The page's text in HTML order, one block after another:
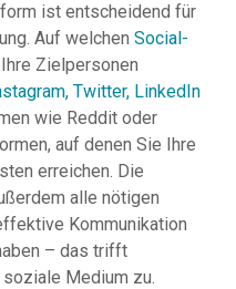
ist entscheidend für
Auf welchen Social-
Zielpersonen
Twitter, LinkedIn
wie Reddit oder
auf denen Sie Ihre
erreichen. Die
alle nötigen
Kommunikation
– das trifft
Medium zu.